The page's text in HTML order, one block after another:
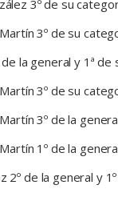
3º de su
3º de su
la general y 1ª
3º de su
3º de la
1º de la
de la general y